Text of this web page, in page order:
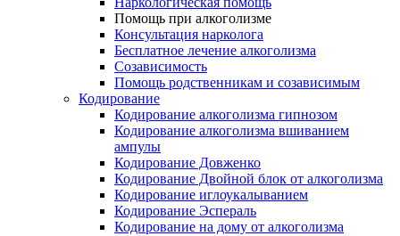
Помощь при алкоголизме
Консультация нарколога
Бесплатное лечение алкоголизма
Созависимость
Помощь родственникам и созависимым
Кодирование
Кодирование алкоголизма гипнозом
Кодирование алкоголизма вшиванием
ампулы
Кодирование Довженко
Кодирование Двойной блок от алкоголизма
Кодирование иглоукалыванием
Кодирование Эспераль
Кодирование на дому от алкоголизма